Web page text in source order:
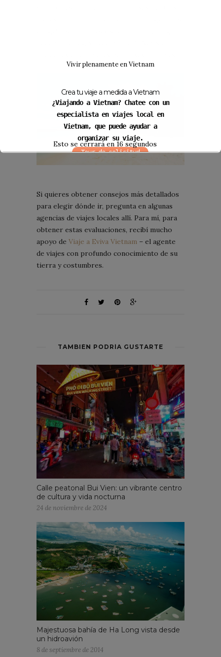
Si quieres obtener consejos más detallados
para elegir dónde ir, pregunta en algunas
agencias de viajes locales allí. Para mí, para
obtener estas evaluaciones, recibí mucho
apoyo de Viaje a Eviva Vietnam – el agente
de viajes con profundo conocimiento de su
tierra y costumbres.
TAMBIÉN PODRÍA GUSTARTE
Calle peatonal Bui Vien: un vibrante centro
de cultura y vida nocturna
24 de noviembre de 2024
Majestuosa bahía de Ha Long vista desde
un hidroavión
8 de septiembre de 2014
Vivir plenamente en Vietnam
Crea tu viaje a medida a Vietnam
¿Viajando a Vietnam? Chatee con un
especialista en viajes local en
Vietnam, que puede ayudar a
organizar su viaje.
Tour de solicitud
Esto se cerrará en 16 segundos